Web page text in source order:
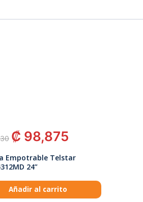
₡ 98,875
Empotrable Telstar
24”
Añadir al carrito